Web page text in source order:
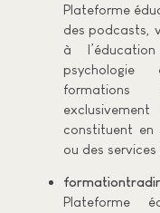
Plateforme
des podcasts,
à
psychologie
formations
constituent en
ou des services
Plateforme